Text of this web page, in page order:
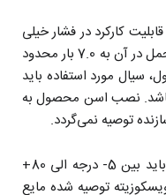
کارکرد در فشار خیلی
کم (0.5 بار) بوده و حداکثر فشار قابل تحمل در آن به 7.0 بار محدود
سیال مورد استفاده باید
باشد. نصب اسن محصول به
توصیه نمی‌گردد.
دمای سیال قابل کنترل توسط این شیر باید بین 5- درجه الی 80+
توصیه شده مایع